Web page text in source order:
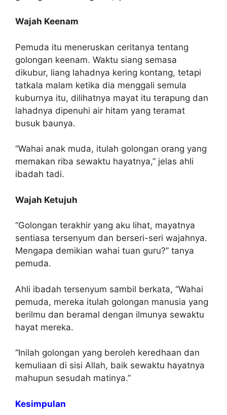
Wajah Keenam
Pemuda itu meneruskan ceritanya tentang
golongan keenam. Waktu siang semasa
dikubur, liang lahadnya kering kontang, tetapi
tatkala malam ketika dia menggali semula
kuburnya itu, dilihatnya mayat itu terapung dan
lahadnya dipenuhi air hitam yang teramat
busuk baunya.
“Wahai anak muda, itulah golongan orang yang
memakan riba sewaktu hayatnya,” jelas ahli
ibadah tadi.
Wajah Ketujuh
“Golongan terakhir yang aku lihat, mayatnya
sentiasa tersenyum dan berseri-seri wajahnya.
Mengapa demikian wahai tuan guru?” tanya
pemuda.
Ahli ibadah tersenyum sambil berkata, “Wahai
pemuda, mereka itulah golongan manusia yang
berilmu dan beramal dengan ilmunya sewaktu
hayat mereka.
“Inilah golongan yang beroleh keredhaan dan
kemuliaan di sisi Allah, baik sewaktu hayatnya
mahupun sesudah matinya.”
Kesimpulan